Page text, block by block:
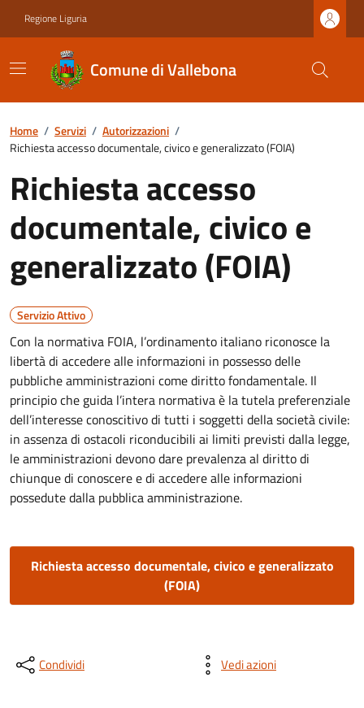
Regione Liguria
Comune di Vallebona
Home / Servizi / Autorizzazioni /
Richiesta accesso documentale, civico e generalizzato (FOIA)
Richiesta accesso
documentale, civico e
generalizzato (FOIA)
Servizio Attivo
Con la normativa FOIA, l’ordinamento italiano riconosce la
libertà di accedere alle informazioni in possesso delle
pubbliche amministrazioni come diritto fondamentale. Il
principio che guida l’intera normativa è la tutela preferenziale
dell’interesse conoscitivo di tutti i soggetti della società civile:
in assenza di ostacoli riconducibili ai limiti previsti dalla legge,
le amministrazioni devono dare prevalenza al diritto di
chiunque di conoscere e di accedere alle informazioni
possedute dalla pubblica amministrazione.
Richiesta accesso documentale, civico e generalizzato
(FOIA)
Condividi Vedi azioni